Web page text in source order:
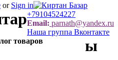
or Sign in
+79104524227
Email: parnath@yandex.ru
Наша группа Вконтакте
товаров
ы